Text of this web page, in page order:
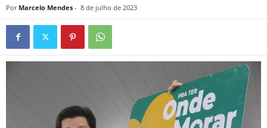
Por Marcelo Mendes - 8 de julho de 2023